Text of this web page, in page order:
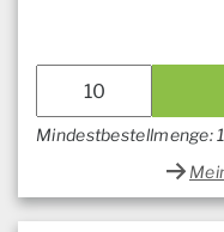
Mindestbestellmenge: